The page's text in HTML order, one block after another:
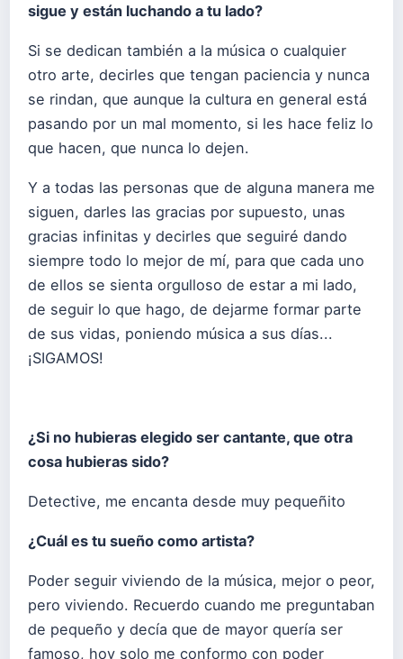
sigue y están luchando a tu lado?
Si se dedican también a la música o cualquier
otro arte, decirles que tengan paciencia y nunca
se rindan, que aunque la cultura en general está
pasando por un mal momento, si les hace feliz lo
que hacen, que nunca lo dejen.
Y a todas las personas que de alguna manera me
siguen, darles las gracias por supuesto, unas
gracias infinitas y decirles que seguiré dando
siempre todo lo mejor de mí, para que cada uno
de ellos se sienta orgulloso de estar a mi lado,
de seguir lo que hago, de dejarme formar parte
de sus vidas, poniendo música a sus días...
¡SIGAMOS!
¿Si no hubieras elegido ser cantante, que otra
cosa hubieras sido?
Detective, me encanta desde muy pequeñito
¿Cuál es tu sueño como artista?
Poder seguir viviendo de la música, mejor o peor,
pero viviendo. Recuerdo cuando me preguntaban
de pequeño y decía que de mayor quería ser
famoso, hoy solo me conformo con poder